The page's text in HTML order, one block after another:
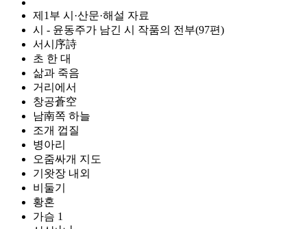
제1부 시·산문·해설 자료
시 - 윤동주가 남긴 시 작품의 전부(97편)
서시序詩
초 한 대
삶과 죽음
거리에서
창공蒼空
남南쪽 하늘
조개 껍질
병아리
오줌싸개 지도
기왓장 내외
비둘기
황혼
가슴 1